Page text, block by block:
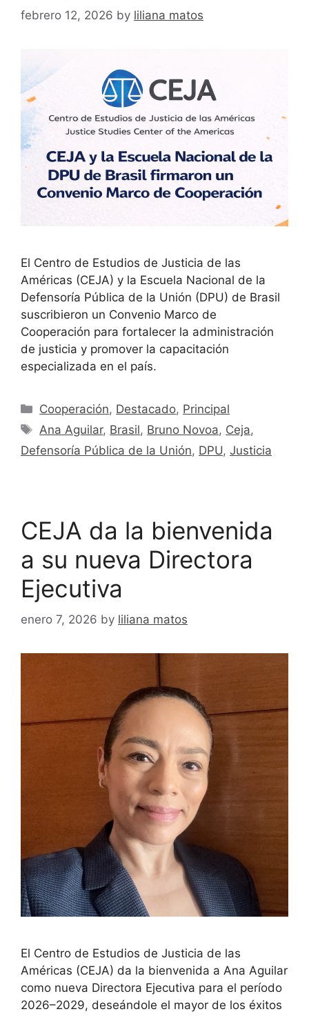
febrero 12, 2026 by liliana matos
El Centro de Estudios de Justicia de las
Américas (CEJA) y la Escuela Nacional de la
Defensoría Pública de la Unión (DPU) de Brasil
suscribieron un Convenio Marco de
Cooperación para fortalecer la administración
de justicia y promover la capacitación
especializada en el país.
Cooperación, Destacado, Principal
Ana Aguilar, Brasil, Bruno Novoa, Ceja,
Defensoría Pública de la Unión, DPU, Justicia
CEJA da la bienvenida
a su nueva Directora
Ejecutiva
enero 7, 2026 by liliana matos
El Centro de Estudios de Justicia de las
Américas (CEJA) da la bienvenida a Ana Aguilar
como nueva Directora Ejecutiva para el período
2026–2029, deseándole el mayor de los éxitos